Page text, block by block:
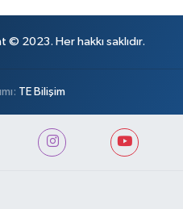
© 2023. Her hakkı saklıdır.
TE Bilişim